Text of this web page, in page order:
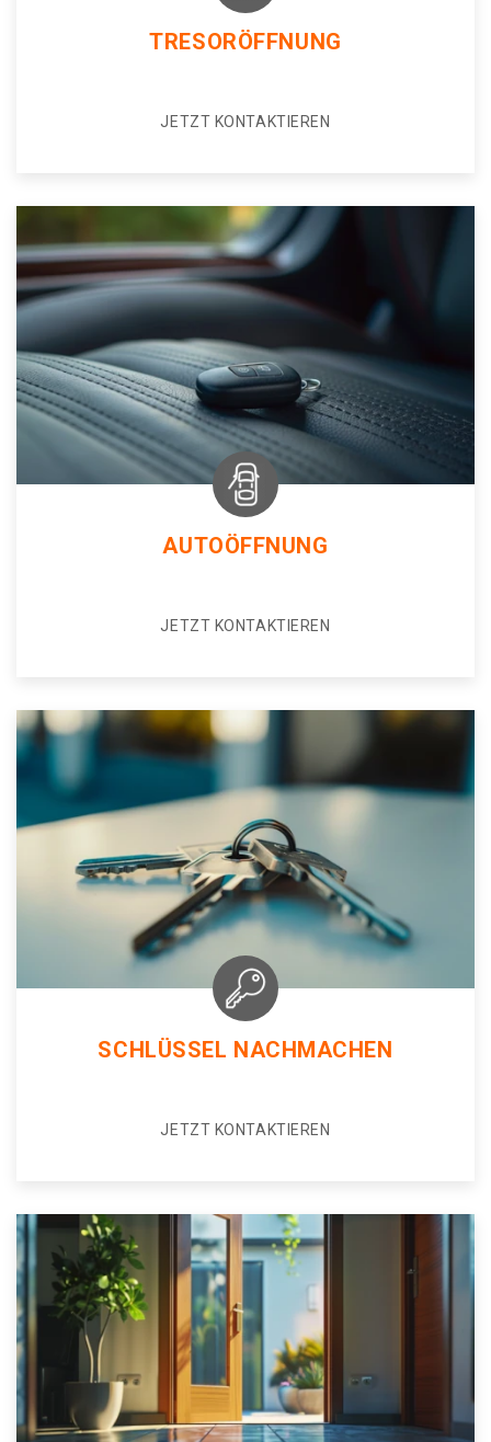
TRESORÖFFNUNG
JETZT KONTAKTIEREN
AUTOÖFFNUNG
JETZT KONTAKTIEREN
SCHLÜSSEL NACHMACHEN
JETZT KONTAKTIEREN